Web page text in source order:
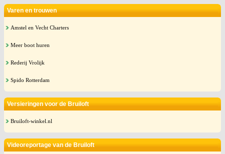
Varen en trouwen
Amstel en Vecht Charters
Meer boot huren
Rederij Vrolijk
Spido Rotterdam
Versieringen voor de Bruiloft
Bruiloft-winkel.nl
Videoreportage van de Bruiloft